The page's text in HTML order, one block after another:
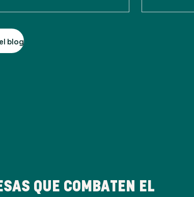
blog
QUE COMBATEN EL